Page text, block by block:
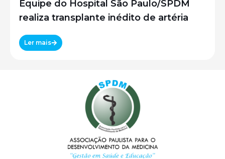
Equipe do Hospital São Paulo/SPDM
realiza transplante inédito de artéria
Ler mais